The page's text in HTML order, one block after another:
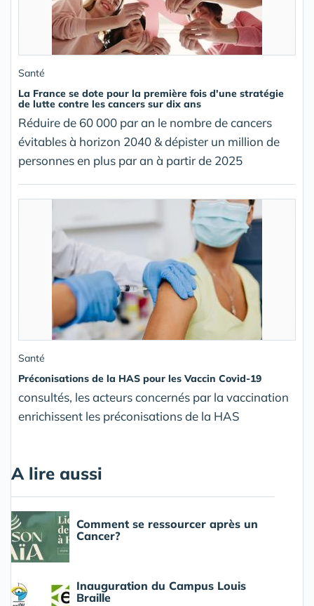
Santé
La France se dote pour la première fois d'une stratégie
de lutte contre les cancers sur dix ans
Réduire de 60 000 par an le nombre de cancers
évitables à horizon 2040 & dépister un million de
personnes en plus par an à partir de 2025
Santé
Préconisations de la HAS pour les Vaccin Covid-19
consultés, les acteurs concernés par la vaccination
enrichissent les préconisations de la HAS
A lire aussi
Comment se ressourcer après un
Cancer?
Inauguration du Campus Louis
Braille